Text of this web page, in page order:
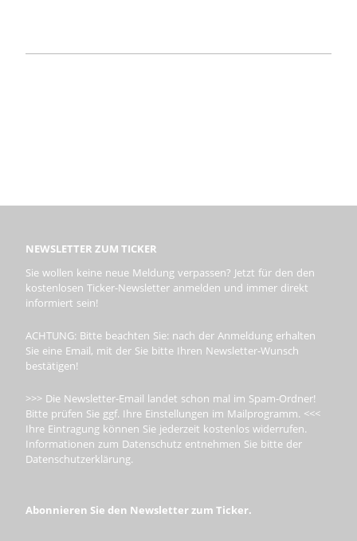
NEWSLETTER ZUM TICKER
Sie wollen keine neue Meldung verpassen? Jetzt für den den
kostenlosen Ticker-Newsletter anmelden und immer direkt
informiert sein!
ACHTUNG: Bitte beachten Sie: nach der Anmeldung erhalten
Sie eine Email, mit der Sie bitte Ihren Newsletter-Wunsch
bestätigen!
>>> Die Newsletter-Email landet schon mal im Spam-Ordner!
Bitte prüfen Sie ggf. Ihre Einstellungen im Mailprogramm. <<<
Ihre Eintragung können Sie jederzeit kostenlos widerrufen.
Informationen zum Datenschutz entnehmen Sie bitte der
Datenschutzerklärung.
Abonnieren Sie den Newsletter zum Ticker.